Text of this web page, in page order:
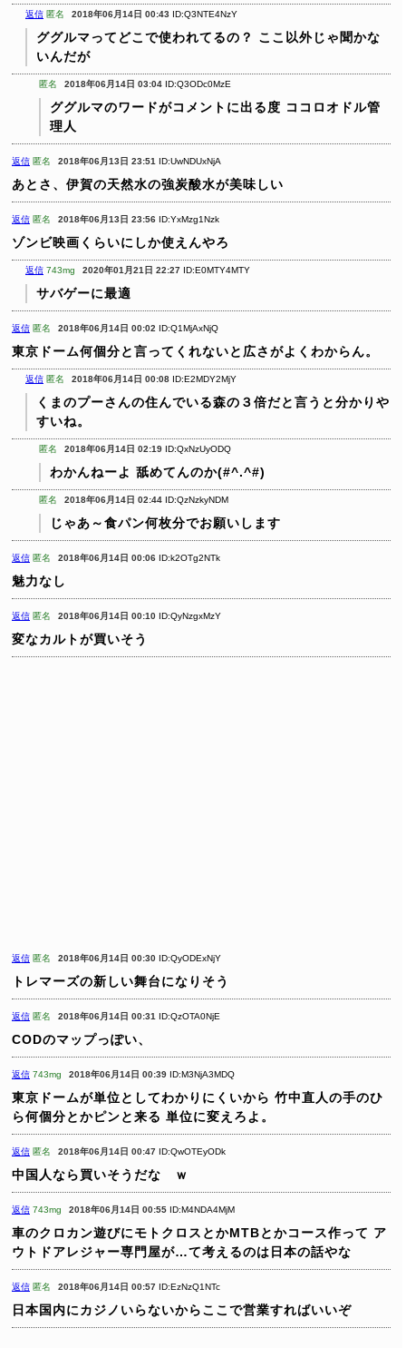
返信 匿名 2018年06月14日 00:43 ID:Q3NTE4NzY
ググルマってどこで使われてるの？
ここ以外じゃ聞かな
いんだが
匿名 2018年06月14日 03:04 ID:Q3ODc0MzE
ググルマのワードがコメントに出る度 ココロオドル管
理人
返信 匿名 2018年06月13日 23:51 ID:UwNDUxNjA
あとさ、伊賀の天然水の強炭酸水が美味しい
返信 匿名 2018年06月13日 23:56 ID:YxMzg1Nzk
ゾンビ映画くらいにしか使えんやろ
返信 743mg 2020年01月21日 22:27 ID:E0MTY4MTY
サバゲーに最適
返信 匿名 2018年06月14日 00:02 ID:Q1MjAxNjQ
東京ドーム何個分と言ってくれないと広さがよくわからん。
返信 匿名 2018年06月14日 00:08 ID:E2MDY2MjY
くまのプーさんの住んでいる森の３倍だと言うと分かりや
すいね。
匿名 2018年06月14日 02:19 ID:QxNzUyODQ
わかんねーよ 舐めてんのか(#^.^#)
匿名 2018年06月14日 02:44 ID:QzNzkyNDM
じゃあ～食パン何枚分でお願いします
返信 匿名 2018年06月14日 00:06 ID:k2OTg2NTk
魅力なし
返信 匿名 2018年06月14日 00:10 ID:QyNzgxMzY
変なカルトが買いそう
返信 匿名 2018年06月14日 00:30 ID:QyODExNjY
トレマーズの新しい舞台になりそう
返信 匿名 2018年06月14日 00:31 ID:QzOTA0NjE
CODのマップっぽい、
返信 743mg 2018年06月14日 00:39 ID:M3NjA3MDQ
東京ドームが単位としてわかりにくいから 竹中直人の手のひ
ら何個分とかピンと来る 単位に変えろよ。
返信 匿名 2018年06月14日 00:47 ID:QwOTEyODk
中国人なら買いそうだな ｗ
返信 743mg 2018年06月14日 00:55 ID:M4NDA4MjM
車のクロカン遊びにモトクロスとかMTBとかコース作って ア
ウトドアレジャー専門屋が…て考えるのは日本の話やな
返信 匿名 2018年06月14日 00:57 ID:EzNzQ1NTc
日本国内にカジノいらないからここで営業すればいいぞ